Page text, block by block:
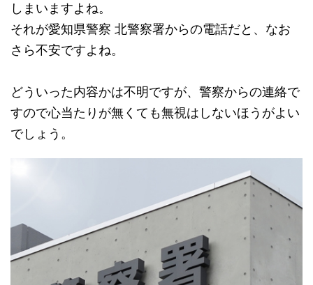
しまいますよね。
それが愛知県警察 北警察署からの電話だと、なお
さら不安ですよね。
どういった内容かは不明ですが、警察からの連絡で
すので心当たりが無くても無視はしないほうがよい
でしょう。